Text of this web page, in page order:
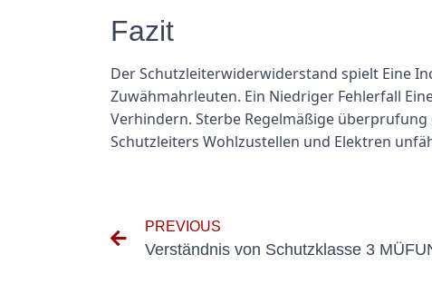
Fazit
Der Schutzleiterwiderwiderstand spielt Eine
Zuwähmahrleuten. Ein Niedriger Fehlerfall
Verhindern. Sterbe Regelmäßige überprufung
Schutzleiters Wohlzustellen und Elektren
PREVIOUS